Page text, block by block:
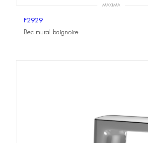
MAXIMA
F2929
Bec mural baignoire